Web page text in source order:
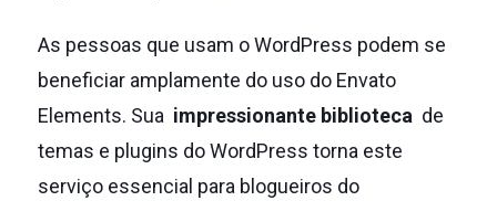
As pessoas que usam o WordPress podem se
beneficiar amplamente do uso do Envato
Elements. Sua impressionante biblioteca de
temas e plugins do WordPress torna este
serviço essencial para blogueiros do